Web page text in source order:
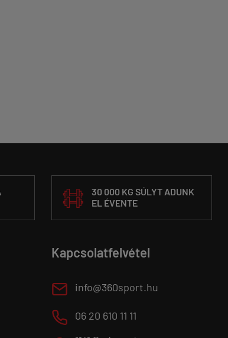
30 000 KG SÚLYT ADUNK
EL ÉVENTE
Kapcsolatfelvétel
E info@360sport.hu
M 06 20 610 11 11